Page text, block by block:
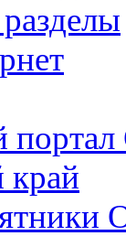
край